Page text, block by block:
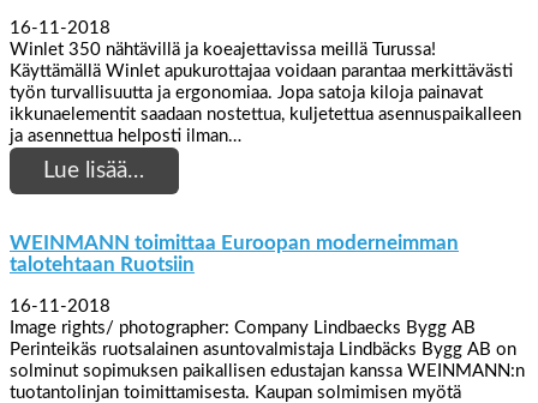
16-11-2018
Winlet 350 nähtävillä ja koeajettavissa meillä Turussa!
Käyttämällä Winlet apukurottajaa voidaan parantaa merkittävästi
työn turvallisuutta ja ergonomiaa. Jopa satoja kiloja painavat
ikkunaelementit saadaan nostettua, kuljetettua asennuspaikalleen
ja asennettua helposti ilman…
Lue lisää…
WEINMANN toimittaa Euroopan moderneimman
talotehtaan Ruotsiin
16-11-2018
Image rights/ photographer: Company Lindbaecks Bygg AB
Perinteikäs ruotsalainen asuntovalmistaja Lindbäcks Bygg AB on
solminut sopimuksen paikallisen edustajan kanssa WEINMANN:n
tuotantolinjan toimittamisesta. Kaupan solmimisen myötä